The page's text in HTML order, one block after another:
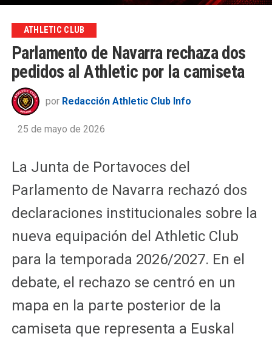
ATHLETIC CLUB
Parlamento de Navarra rechaza dos
pedidos al Athletic por la camiseta
por Redacción Athletic Club Info
25 de mayo de 2026
La Junta de Portavoces del
Parlamento de Navarra rechazó dos
declaraciones institucionales sobre la
nueva equipación del Athletic Club
para la temporada 2026/2027. En el
debate, el rechazo se centró en un
mapa en la parte posterior de la
camiseta que representa a Euskal